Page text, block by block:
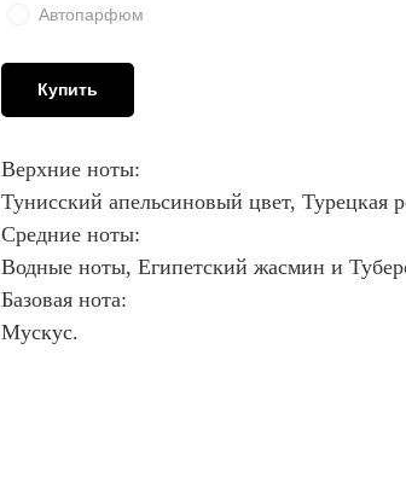
Автопарфюм
Купить
Верхние ноты:
Тунисский апельсиновый цвет, Турецкая
Средние ноты:
Водные ноты, Египетский жасмин и
Базовая нота:
Мускус.